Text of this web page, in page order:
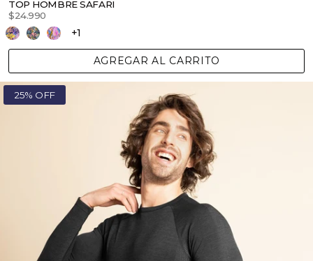
TOP HOMBRE SAFARI
$24.990
+1
AGREGAR AL CARRITO
25% OFF